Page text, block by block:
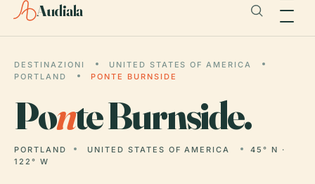
Audiala
DESTINAZIONI
UNITED STATES OF AMERICA
PORTLAND
PONTE BURNSIDE
Ponte Burnside.
PORTLAND UNITED STATES OF AMERICA
45° N ·
122° W